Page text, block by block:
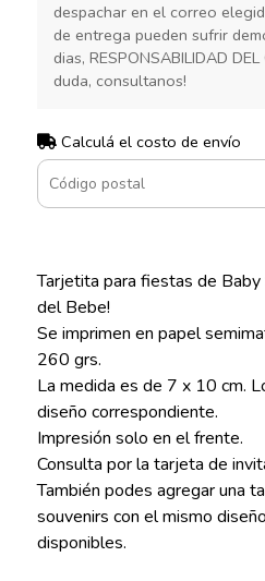
despachar en el correo
de entrega pueden sufrir
dias, RESPONSABILIDAD
duda, consultanos!
Calculá el costo de envío
Tarjetita para fiestas de
del Bebe!
Se imprimen en papel
260 grs.
La medida es de 7 x 10 cm.
diseño correspondiente.
Impresión solo en el frente.
Consulta por la tarjeta de
También podes agregar una
souvenirs con el mismo
disponibles.